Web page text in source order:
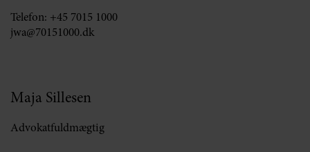
Telefon: +45 7015 1000
jwa@70151000.dk
Maja Sillesen
Advokatfuldmægtig